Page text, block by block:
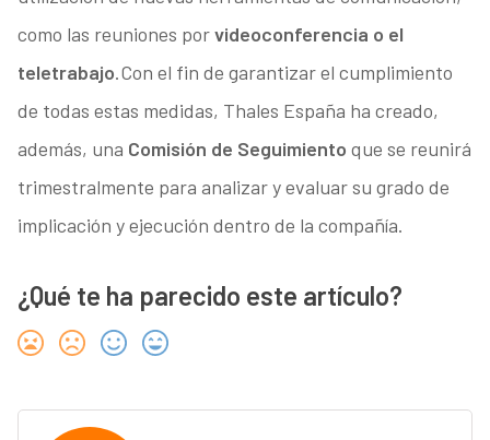
como las reuniones porvideoconferencia o el
teletrabajo.Con el fin de garantizar el cumplimiento
de todas estas medidas, Thales España ha creado,
además, una Comisión de Seguimiento que se reunirá
trimestralmente para analizar y evaluar su grado de
implicación y ejecución dentro de la compañía.
¿Qué te ha parecido este artículo?